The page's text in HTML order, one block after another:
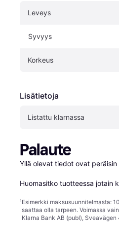
Leveys
Syvyys
Korkeus
Lisätietoja
Listattu klarnassa
Palaute
Yllä olevat tiedot ovat
Huomasitko tuotteessa jotain
¹Esimerkki maksusuunnitelmasta:
saattaa olla tarpeen. Voimassa
Klarna Bank AB (publ),